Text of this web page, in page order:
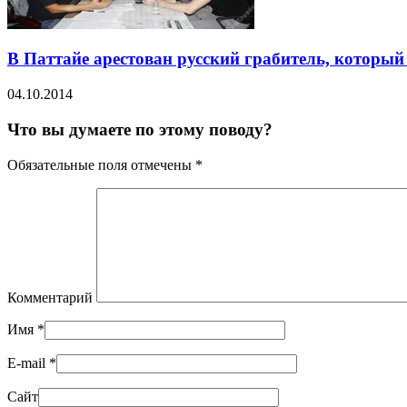
В Паттайе арестован русский грабитель,
04.10.2014
Что вы думаете по этому поводу?
Обязательные поля отмечены *
Комментарий
Имя *
E-mail *
Сайт